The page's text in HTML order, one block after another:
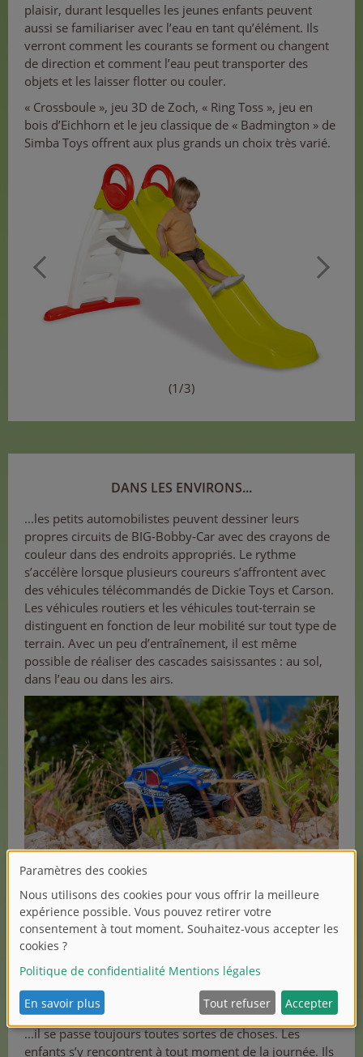
plaisir, durant lesquelles les jeunes enfants peuvent
aussi se familiariser avec l’eau en tant qu’élément. Ils
verront comment les courants se forment ou changent
de direction et comment l’eau peut transporter des
objets et les laisser flotter ou couler.
« Crossboule », jeu 3D de Zoch, « Ring Toss », jeu en
bois d’Eichhorn et le jeu classique de « Badmington » de
Simba Toys offrent aux plus grands un choix très varié.
(1/3)
DANS LES ENVIRONS...
...les petits automobilistes peuvent dessiner leurs
propres circuits de BIG-Bobby-Car avec des crayons de
couleur dans des endroits appropriés. Le rythme
s’accélère lorsque plusieurs coureurs s’affrontent avec
des véhicules télécommandés de Dickie Toys et Carson.
Les véhicules routiers et les véhicules tout-terrain se
distinguent en fonction de leur mobilité sur tout type de
terrain. Avec un peu d’entraînement, il est même
possible de réaliser des cascades saisissantes : au sol,
dans l’eau ou dans les airs.
SUR LE TERRAIN DE JEU...
...il se passe toujours toutes sortes de choses. Les
enfants s’y rencontrent à tout moment de la journée. Ils